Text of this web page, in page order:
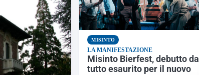
MISINTO
LA MANIFESTAZIONE
Misinto Bierfest, debutto da
tutto esaurito per il nuovo